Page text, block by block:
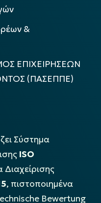
&
ΕΠΙΧΕΙΡΗΣΕΩΝ
(ΠΑΣΕΠΠΕ)
Σύστημα
ISO
Διαχείρισης
, πιστοποιημένα
Bewertung